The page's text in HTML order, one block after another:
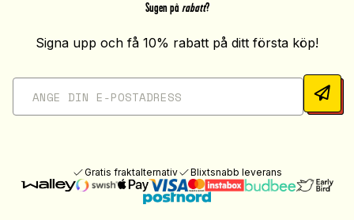
Sugen på rabatt?
Signa upp och få 10% rabatt på ditt första köp!
Gratis fraktalternativ Blixtsnabb leverans